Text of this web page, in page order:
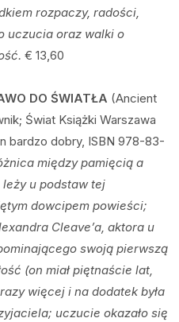
rozpaczy, radości,
uczucia oraz walki o
€ 13,60
DO ŚWIATŁA (Ancient
Świat Książki Warszawa
bardzo dobry, ISBN 978-83-
między pamięcią a
u podstaw tej
dowcipem powieści;
Cleave’a, aktora u
swoją pierwszą
(on miał piętnaście lat,
więcej i na dodatek była
uczucie okazało się